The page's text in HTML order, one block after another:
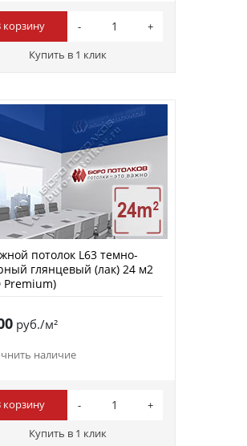
корзину
Купить в 1 клик
потолок L63 темно-
глянцевый (лак) 24 м2
Premium)
руб./м²
наличие
корзину
Купить в 1 клик